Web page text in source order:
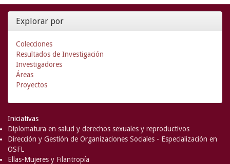
Explorar por
Colecciones
Resultados de Investigación
Investigadores
Áreas
Proyectos
Iniciativas
Diplomatura en salud y derechos sexuales y reproductivos
Dirección y Gestión de Organizaciones Sociales - Especialización en
OSFL
Ellas-Mujeres y Filantropía